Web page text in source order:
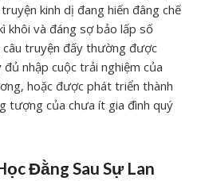
kinh dị đang hiến đâng chế
khôi và đáng sợ bảo lấp số
truyện đấy thường được
nhập cuộc trải nghiệm của
hoặc được phát triển thành
tượng của chưa ít gia đình quý
Đằng Sau Sự Lan